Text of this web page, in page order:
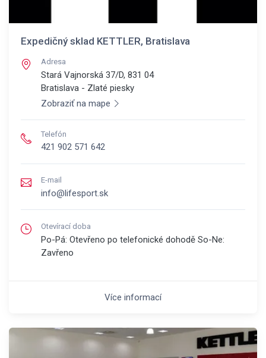
Expedičný sklad KETTLER, Bratislava
Adresa
Stará Vajnorská 37/D, 831 04
Bratislava - Zlaté piesky
Zobraziť na mape
Telefón
421 902 571 642
E-mail
info@lifesport.sk
Otevírací doba
Po-Pá: Otevřeno po telefonické dohodě So-Ne:
Zavřeno
Více informací